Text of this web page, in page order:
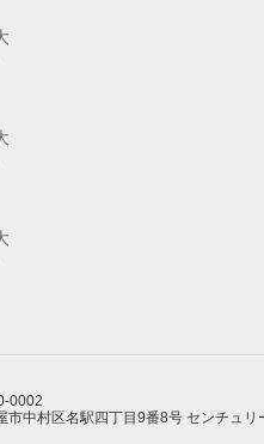
0002
市中村区名駅四丁目9番8号 センチュリ